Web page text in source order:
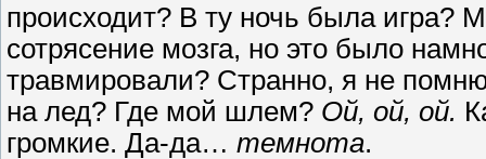
происходит? В ту ночь была игра?
сотрясение мозга, но это было
травмировали? Странно, я не
на лед? Где мой шлем? Ой, ой, ой.
громкие. Да-да… темнота.